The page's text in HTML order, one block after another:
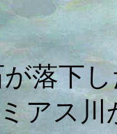
落下
アス川